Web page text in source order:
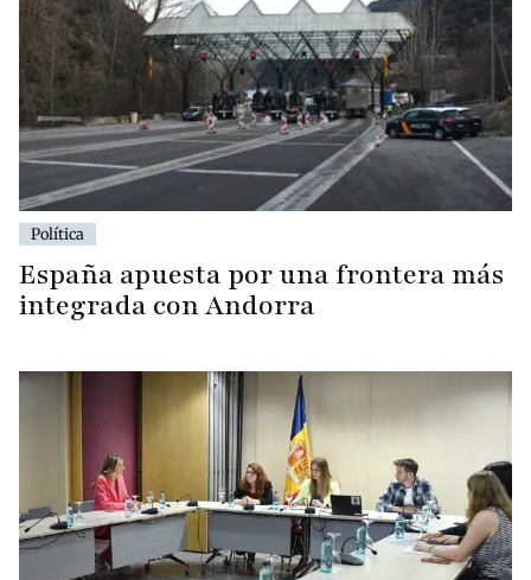
Política
España apuesta por una frontera más
integrada con Andorra